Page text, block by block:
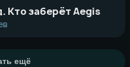
Кто заберёт Aegis
ещё